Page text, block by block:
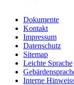
Dokumente
Kontakt
Impressum
Datenschutz
Sitemap
Leichte Sprache
Interne